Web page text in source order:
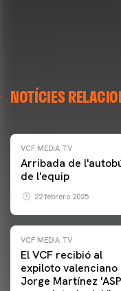
NOTÍCIES
VCF MEDIA TV
Arribada de
de l'equip
22 febrero 2025
VCF MEDIA TV
El VCF recibió al
expiloto valenciano
Jorge Martínez